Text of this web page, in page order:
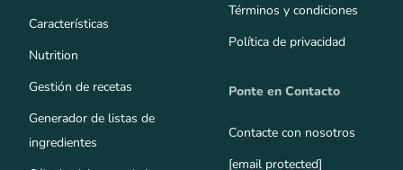
Características
Nutrition
Gestión de recetas
Generador de listas de
ingredientes
Términos y condiciones
Política de privacidad
Ponte en Contacto
Contacte con nosotros
[email protected]